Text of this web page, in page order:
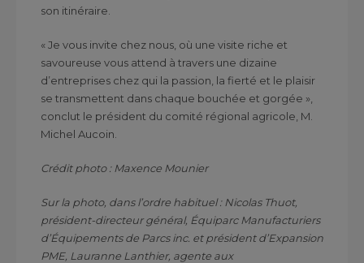
son itinéraire.
« Je vous invite chez nous, où une visite riche et
savoureuse vous attend à travers une dizaine
d’entreprises chez qui la passion, la fierté et le plaisir
se transmettent dans chaque bouchée et gorgée »,
conclut le président du comité régional agricole, M.
Michel Aucoin.
Crédit photo : Maxence Mounier
Sur la photo, dans l’ordre habituel : Nicolas Thuot,
président-directeur général, Équiparc Manufacturiers
d’Équipements de Parcs inc. et président d’Expansion
PME, Lauranne Lanthier, agente aux